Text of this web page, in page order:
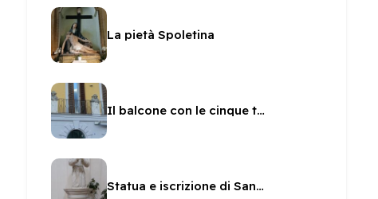
La pietà Spoletina
Il balcone con le cinque teste di donna
Statua e iscrizione di San Brizio in San Pietro